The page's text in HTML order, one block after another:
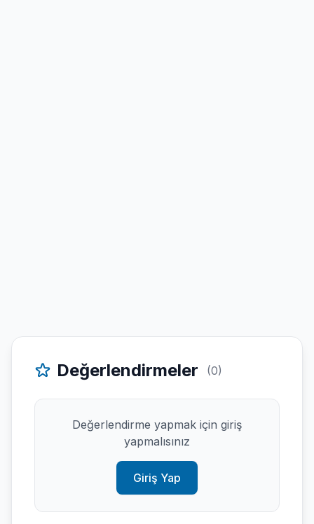
Değerlendirmeler (0)
Değerlendirme yapmak için giriş
yapmalısınız
Giriş Yap